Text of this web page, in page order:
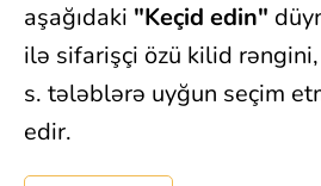
aşağıdaki "Keçid edin"
ilə sifarişçi özü kilid
s. tələblərə uyğun seçim
edir.